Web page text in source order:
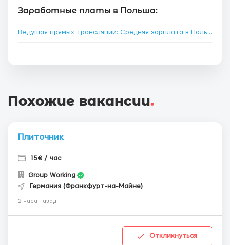
Заработные платы в Польша:
Ведущая прямых трансляций: Средняя зарплата в Польше
Похожие вакансии.
Плиточник
15€ / час
Group Working
Германия (Франкфурт-на-Майне)
2 часа назад
Откликнуться